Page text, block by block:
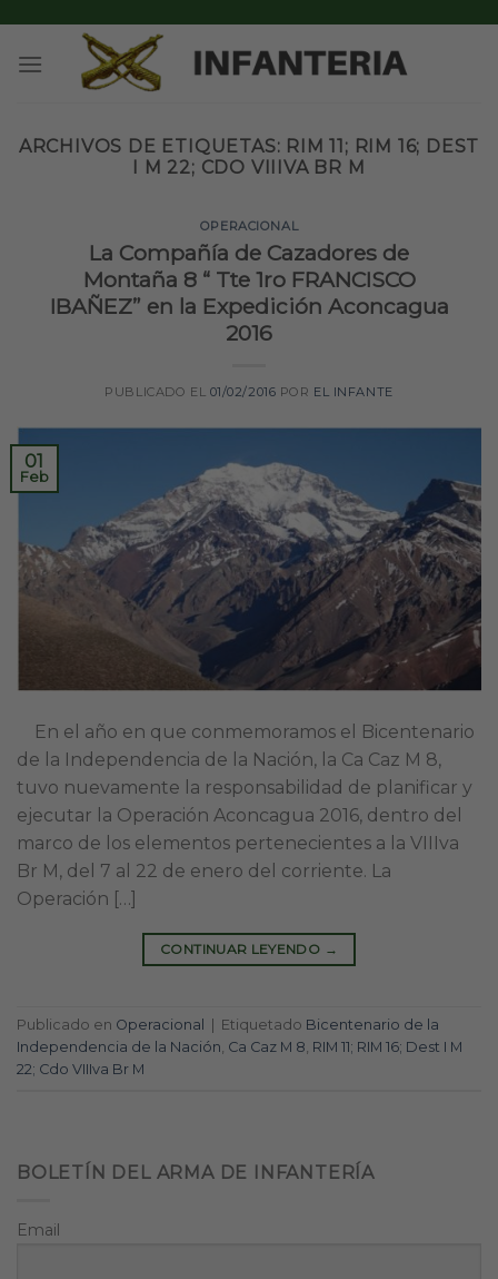
content
ARCHIVOS DE ETIQUETAS: RIM 11; RIM 16; DEST
I M 22; CDO VIIIVA BR M
OPERACIONAL
La Compañía de Cazadores de
Montaña 8 “ Tte 1ro FRANCISCO
IBAÑEZ” en la Expedición Aconcagua
2016
PUBLICADO EL 01/02/2016 POR EL INFANTE
01
Feb
En el año en que conmemoramos el Bicentenario
de la Independencia de la Nación, la Ca Caz M 8,
tuvo nuevamente la responsabilidad de planificar y
ejecutar la Operación Aconcagua 2016, dentro del
marco de los elementos pertenecientes a la VIIIva
Br M, del 7 al 22 de enero del corriente. La
Operación […]
CONTINUAR LEYENDO →
Publicado en Operacional Etiquetado Bicentenario de la
Independencia de la Nación, Ca Caz M 8, RIM 11; RIM 16; Dest I M
22; Cdo VIIIva Br M
BOLETÍN DEL ARMA DE INFANTERÍA
Email